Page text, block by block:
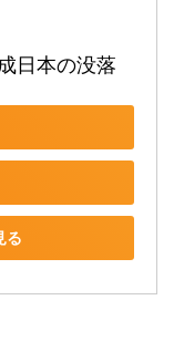
日本の没落
る